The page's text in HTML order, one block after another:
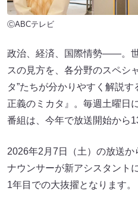
ⒸABCテレビ
政治、経済、国際情勢――。
スの見方を、各分野のスペシ
タ”たちが分かりやすく解説
正義のミカタ』。毎週土曜日
番組は、今年で放送開始から
2026年2月7日（土）の放送
ナウンサーが新アシスタント
1年目での大抜擢となります